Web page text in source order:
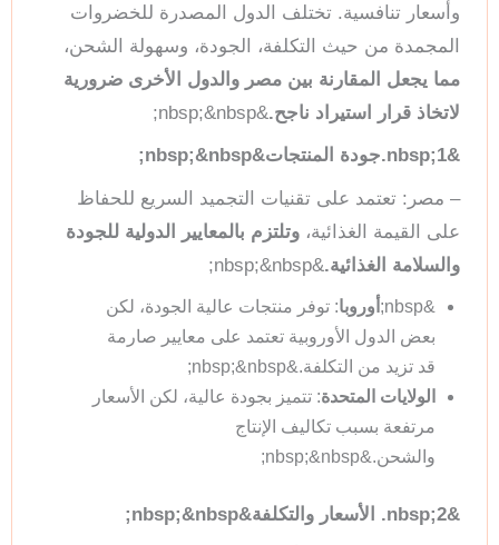
وأسعار تنافسية. تختلف الدول المصدرة للخضروات
المجمدة من حيث التكلفة، الجودة، وسهولة الشحن،
مما يجعل المقارنة بين مصر والدول الأخرى ضرورية
لاتخاذ قرار استيراد ناجح.&nbsp;&nbsp;
&nbsp;1.جودة المنتجات&nbsp;&nbsp;
– مصر: تعتمد على تقنيات التجميد السريع للحفاظ
على القيمة الغذائية، وتلتزم بالمعايير الدولية للجودة
والسلامة الغذائية.&nbsp;&nbsp;
&nbsp; أوروبا: توفر منتجات عالية الجودة، لكن
بعض الدول الأوروبية تعتمد على معايير صارمة
قد تزيد من التكلفة.&nbsp;&nbsp;
الولايات المتحدة: تتميز بجودة عالية، لكن الأسعار
مرتفعة بسبب تكاليف الإنتاج
والشحن.&nbsp;&nbsp;
&nbsp;2. الأسعار والتكلفة&nbsp;&nbsp;